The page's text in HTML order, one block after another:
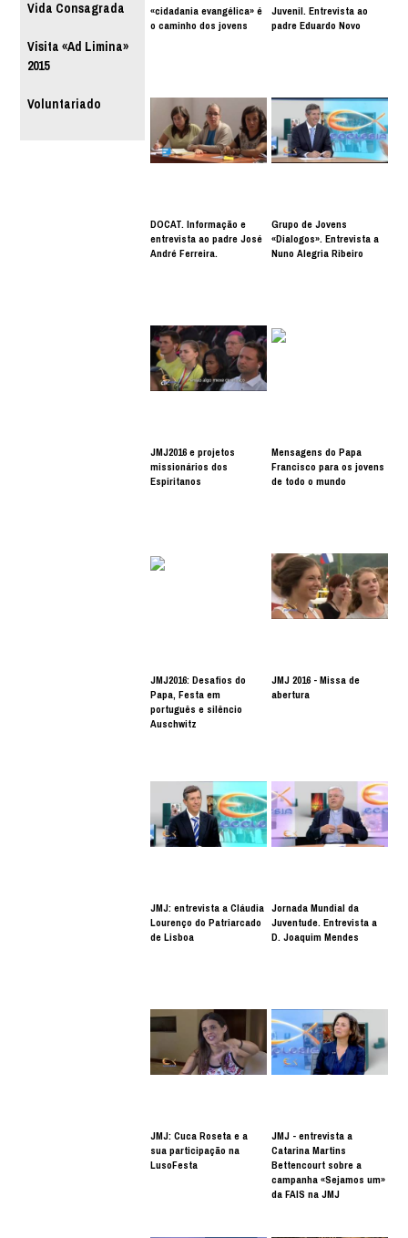
Vida Consagrada
Visita «Ad Limina»
2015
Voluntariado
«cidadania evangélica» é
o caminho dos jovens
Juvenil. Entrevista ao
padre Eduardo Novo
DOCAT. Informação e
entrevista ao padre José
André Ferreira.
Grupo de Jovens
«Dialogos». Entrevista a
Nuno Alegria Ribeiro
JMJ2016 e projetos
missionários dos
Espiritanos
Mensagens do Papa
Francisco para os jovens
de todo o mundo
JMJ2016: Desafios do
Papa, Festa em
português e silêncio
Auschwitz
JMJ 2016 - Missa de
abertura
JMJ: entrevista a Cláudia
Lourenço do Patriarcado
de Lisboa
Jornada Mundial da
Juventude. Entrevista a
D. Joaquim Mendes
JMJ: Cuca Roseta e a
sua participação na
LusoFesta
JMJ - entrevista a
Catarina Martins
Bettencourt sobre a
campanha «Sejamos um»
da FAIS na JMJ